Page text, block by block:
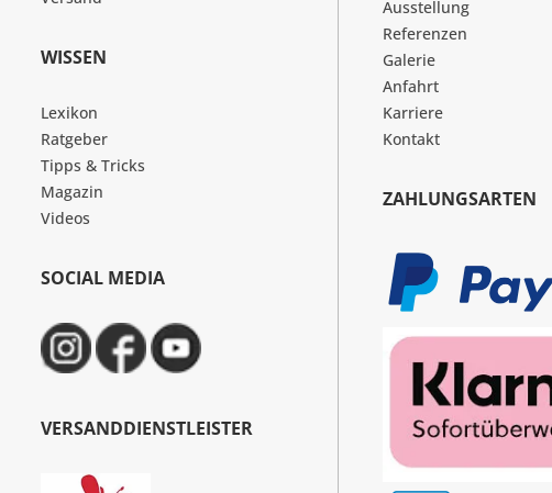
WISSEN
Lexikon
Ratgeber
Tipps & Tricks
Magazin
Videos
SOCIAL MEDIA
VERSANDDIENSTLEISTER
Ausstellung
Referenzen
Galerie
Anfahrt
Karriere
Kontakt
ZAHLUNGSARTEN